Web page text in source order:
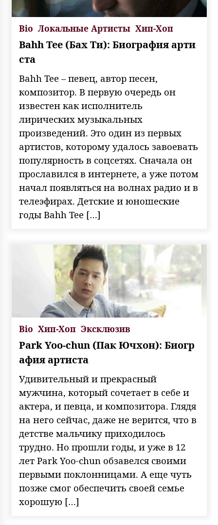
Bio Локальные Артисты Хип-Хоп
Bahh Tee (Бах Ти): Биография арти
ста
Bahh Tee – певец, автор песен,
композитор. В первую очередь он
известен как исполнитель
лирических музыкальных
произведений. Это один из первых
артистов, которому удалось завоевать
популярность в соцсетях. Сначала он
прославился в интернете, а уже потом
начал появляться на волнах радио и в
телеэфирах. Детские и юношеские
годы Bahh Tee […]
Bio Хип-Хоп Эксклюзив
Park Yoo-chun (Пак Ючхон): Биогр
афия артиста
Удивительный и прекрасный
мужчина, который сочетает в себе и
актера, и певца, и композитора. Глядя
на него сейчас, даже не верится, что в
детстве мальчику приходилось
трудно. Но прошли годы, и уже в 12
лет Park Yoo-chun обзавелся своими
первыми поклонницами. А еще чуть
позже смог обеспечить своей семье
хорошую […]